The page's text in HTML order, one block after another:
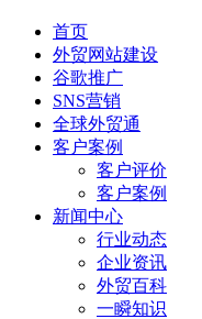
首页
外贸网站建设
谷歌推广
SNS营销
全球外贸通
客户案例
客户评价
客户案例
新闻中心
行业动态
企业资讯
外贸百科
一瞬知识